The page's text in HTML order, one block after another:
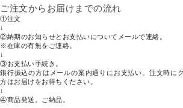
ご注文からお届けまでの流れ
①注文
↓
②納期のお知らせとお支払いについてメールで連絡。
※在庫の有無をご連絡。
↓
③お支払い手続き。
銀行振込の方はメールの案内通りにお支払い。注文時に
方はお届けをお待ちください。
↓
④商品発送。ご納品。